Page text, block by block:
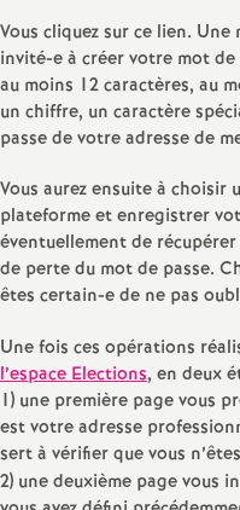
Vous cliquez sur ce lien.
invité-e à créer votre mot
au moins 12 caractères, au
un chiffre, un caractère
passe de votre adresse de
Vous aurez ensuite à choisir
plateforme et enregistrer
éventuellement de récupérer
de perte du mot de passe.
êtes certain-e de ne pas
Une fois ces opérations
l’espace Elections, en deux
1) une première page vous
est votre adresse
sert à vérifier que vous
2) une deuxième page vous